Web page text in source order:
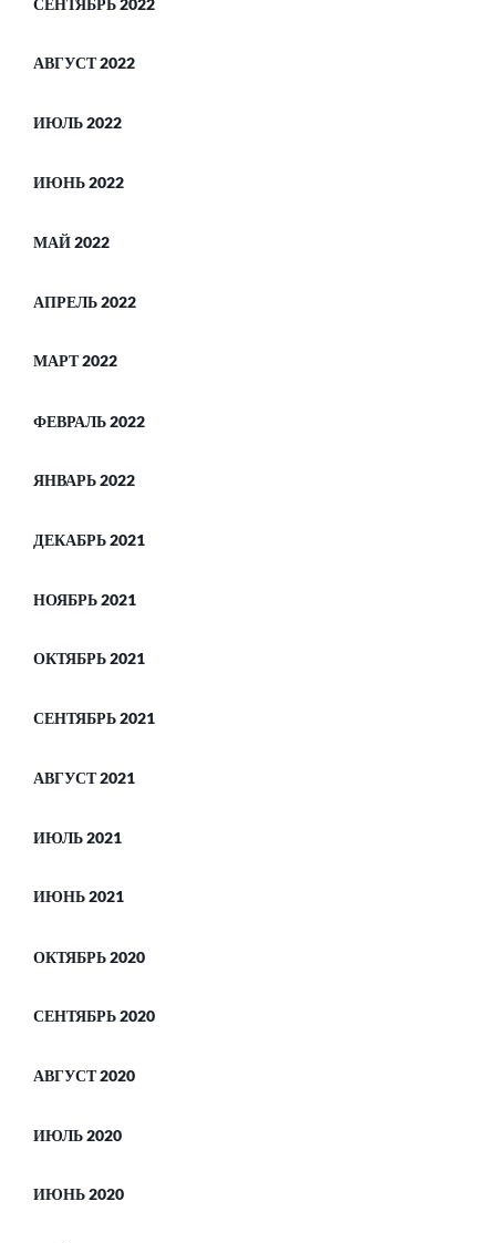
СЕНТЯБРЬ 2022
АВГУСТ 2022
ИЮЛЬ 2022
ИЮНЬ 2022
МАЙ 2022
АПРЕЛЬ 2022
МАРТ 2022
ФЕВРАЛЬ 2022
ЯНВАРЬ 2022
ДЕКАБРЬ 2021
НОЯБРЬ 2021
ОКТЯБРЬ 2021
СЕНТЯБРЬ 2021
АВГУСТ 2021
ИЮЛЬ 2021
ИЮНЬ 2021
ОКТЯБРЬ 2020
СЕНТЯБРЬ 2020
АВГУСТ 2020
ИЮЛЬ 2020
ИЮНЬ 2020